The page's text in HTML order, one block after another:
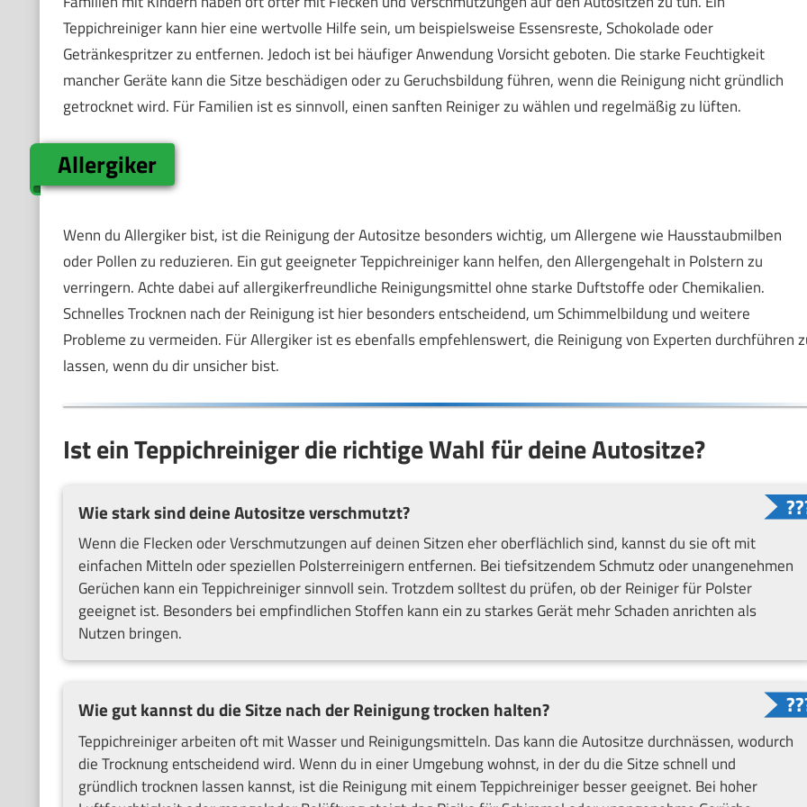
Teppichreiniger kann hier eine wertvolle Hilfe sein, um beispielsweise Essensreste, Schokolade oder
Getränkespritzer zu entfernen. Jedoch ist bei häufiger Anwendung Vorsicht geboten. Die starke Feuchtigkeit
mancher Geräte kann die Sitze beschädigen oder zu Geruchsbildung führen, wenn die Reinigung nicht gründlich
getrocknet wird. Für Familien ist es sinnvoll, einen sanften Reiniger zu wählen und regelmäßig zu lüften.
Allergiker
Wenn du Allergiker bist, ist die Reinigung der Autositze besonders wichtig, um Allergene wie Hausstaubmilben
oder Pollen zu reduzieren. Ein gut geeigneter Teppichreiniger kann helfen, den Allergengehalt in Polstern zu
verringern. Achte dabei auf allergikerfreundliche Reinigungsmittel ohne starke Duftstoffe oder Chemikalien.
Schnelles Trocknen nach der Reinigung ist hier besonders entscheidend, um Schimmelbildung und weitere
Probleme zu vermeiden. Für Allergiker ist es ebenfalls empfehlenswert, die Reinigung von Experten durchführen
lassen, wenn du dir unsicher bist.
Ist ein Teppichreiniger die richtige Wahl für deine Autositze?
Wie stark sind deine Autositze verschmutzt?
Wenn die Flecken oder Verschmutzungen auf deinen Sitzen eher oberflächlich sind, kannst du sie oft mit
einfachen Mitteln oder speziellen Polsterreinigern entfernen. Bei tiefsitzendem Schmutz oder unangenehmen
Gerüchen kann ein Teppichreiniger sinnvoll sein. Trotzdem solltest du prüfen, ob der Reiniger für Polster
geeignet ist. Besonders bei empfindlichen Stoffen kann ein zu starkes Gerät mehr Schaden anrichten als
Nutzen bringen.
Wie gut kannst du die Sitze nach der Reinigung trocken halten?
Teppichreiniger arbeiten oft mit Wasser und Reinigungsmitteln. Das kann die Autositze durchnässen, wodurch
die Trocknung entscheidend wird. Wenn du in einer Umgebung wohnst, in der du die Sitze schnell und
gründlich trocknen lassen kannst, ist die Reinigung mit einem Teppichreiniger besser geeignet. Bei hoher